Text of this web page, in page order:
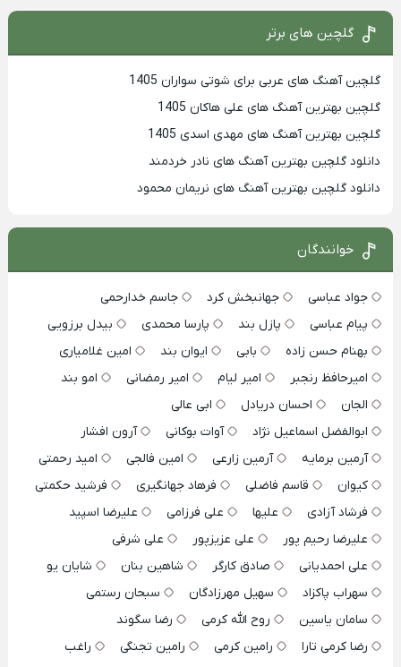
گلچین های برتر
گلچین آهنگ های عربی برای شوتی سواران 1405
گلچین بهترين آهنگ های علی هاکان 1405
گلچین بهترین آهنگ های مهدی اسدی 1405
دانلود گلچین بهترین آهنگ های نادر خردمند
دانلود گلچین بهترین آهنگ های نریمان محمود
خوانندگان
جواد عباسی جهانبخش کرد
جاسم خدارحمی
پیام عباسی
پازل بند پارسا محمدی
بیدل برزویی
بهنام حسن زاده
بابی ایوان بند
امین غلامیاری
امیرحافظ رنجبر
امیر لیام امیر رمضانی
امو بند
الجان
احسان دریادل
ابی عالی
ابوالفضل اسماعیل نژاد
آوات بوکانی
آرون افشار
آرمین برمایه
آرمین زارعی امین فالجی
امید رحمتی
کیوان
قاسم فاضلی فرهاد جهانگیری
فرشید حکمتی
فرشاد آزادی
علیها علی فرزامی
علیرضا اسپید
علیرضا رحیم پور
علی عزیزپور
علی شرفی
علی احمدیانی
صادق کارگر شاهین بنان
شایان یو
سهراب پاکزاد
سهیل مهرزادگان
سبحان رستمی
سامان یاسین
روح الله کرمی
رضا سگوند
رضا کرمی تارا
رامین کرمی رامین تجنگی
راغب